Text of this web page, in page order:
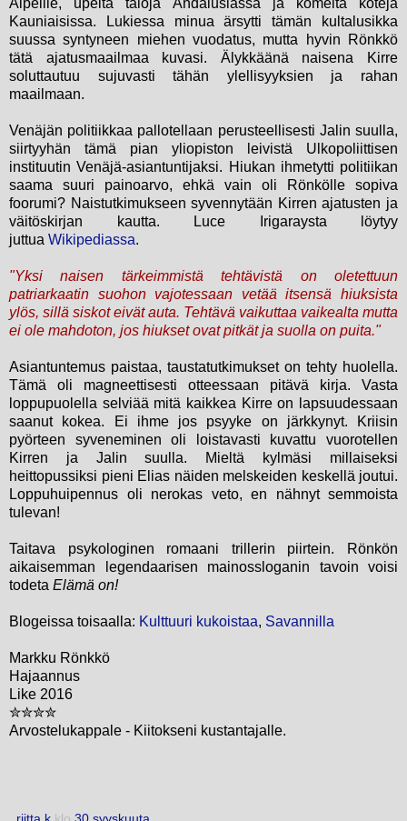
Kauniaisissa. Lukiessa minua ärsytti tämän kultalusikka
suussa syntyneen miehen vuodatus, mutta hyvin Rönkkö
tätä ajatusmaailmaa kuvasi. Älykkäänä naisena Kirre
soluttautuu sujuvasti tähän ylellisyyksien ja rahan
maailmaan.
Venäjän politiikkaa pallotellaan perusteellisesti Jalin suulla,
siirtyyhän tämä pian yliopiston leivistä Ulkopoliittisen
instituutin Venäjä-asiantuntijaksi. Hiukan ihmetytti politiikan
saama suuri painoarvo, ehkä vain oli Rönkölle sopiva
foorumi? Naistutkimukseen syvennytään Kirren ajatusten ja
väitöskirjan kautta. Luce Irigaraysta löytyy
juttua Wikipediassa.
"Yksi naisen tärkeimmistä tehtävistä on oletettuun
patriarkaatin suohon vajotessaan vetää itsensä hiuksista
ylös, sillä siskot eivät auta. Tehtävä vaikuttaa vaikealta mutta
ei ole mahdoton, jos hiukset ovat pitkät ja suolla on puita."
Asiantuntemus paistaa, taustatutkimukset on tehty huolella.
Tämä oli magneettisesti otteessaan pitävä kirja. Vasta
loppupuolella selviää mitä kaikkea Kirre on lapsuudessaan
saanut kokea. Ei ihme jos psyyke on järkkynyt. Kriisin
pyörteen syveneminen oli loistavasti kuvattu vuorotellen
Kirren ja Jalin suulla. Mieltä kylmäsi millaiseksi
heittopussiksi pieni Elias näiden melskeiden keskellä joutui.
Loppuhuipennus oli nerokas veto, en nähnyt semmoista
tulevan!
Taitava psykologinen romaani trillerin piirtein. Rönkön
aikaisemman legendaarisen mainossloganin tavoin voisi
todeta Elämä on!
Blogeissa toisaalla: Kulttuuri kukoistaa, Savannilla
Markku Rönkkö
Hajaannus
Like 2016
✮✮✮✮
Arvostelukappale - Kiitokseni kustantajalle.
riitta k klo 30 syyskuuta